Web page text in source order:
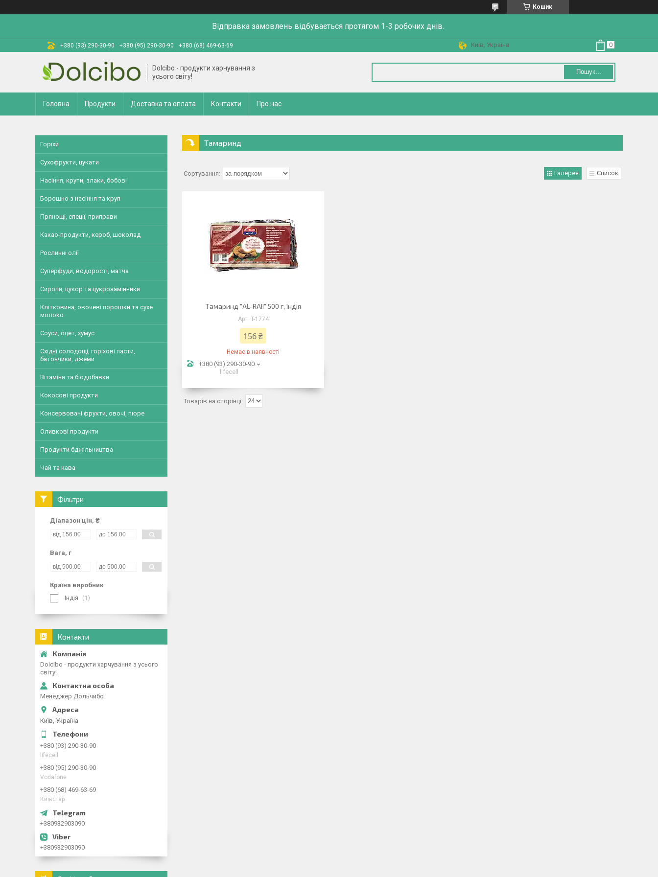
Кошик
Відправка замовлень відбувається протягом 1-3 робочих днів.
+380 (93) 290-30-90 +380 (95) 290-30-90 +380 (68) 469-63-69 Київ, Україна
Dolcibo - продукти харчування з
усього світу!
Пошук...
Головна Продукти Доставка та оплата Контакти Про нас
Тамаринд
Галерея Список
Тамаринд "AL-RAII" 500 г, Індія
T-1774
156 ₴
Немає в наявності
+380 (93) 290-30-90
lifecell
Горіхи
Сухофрукти, цукати
Насіння, крупи, злаки, бобові
Борошно з насіння та круп
Прянощі, спеції, приправи
Какао-продукти, кероб, шоколад
Рослинні олії
Суперфуди, водорості, матча
Сиропи, цукор та цукрозамінники
Клітковина, овочеві порошки та сухе
молоко
Соуси, оцет, хумус
Східні солодощі, горіхові пасти,
батончики, джеми
Вітаміни та біодобавки
Кокосові продукти
Консервовані фрукти, овочі, пюре
Оливкові продукти
Продукти бджільництва
Чай та кава
Фільтри
Діапазон цін, ₴
Вага, г
Країна виробник
Індія
1
Контакти
Dolcibo - продукти харчування з усього
світу!
Менеджер Дольчибо
Київ, Україна
+380 (93) 290-30-90
lifecell
+380 (95) 290-30-90
Vodafone
+380 (68) 469-63-69
Київстар
+380932903090
+380932903090